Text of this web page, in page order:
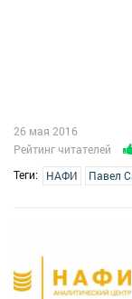
Рейтинг читателей
26 мая 2016
Теги: НАФИ Павел